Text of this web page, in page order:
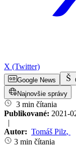
X (Twitter)
Google News
Najnovšie správy
3 min čítania
Publikované: 2021-
|
Autor: Tomáš Pilz,
3 min čítania